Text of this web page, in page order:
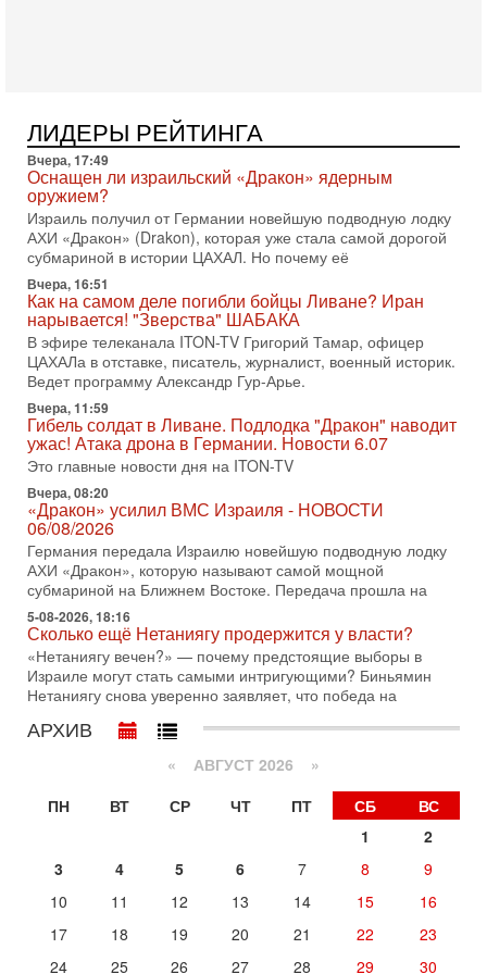
меняли политический ландшафт Израиля. Достаточно
вспомнить взлет партии «Исраэль ба-алия», когда
31-07-2026, 17:00
Тайны закрытых дверей: о чём на самом деле
молчат Трамп и Нетаньяху?
Недавний визит премьер-министра Израиля Биньямина
Нетаньяху в США и его встреча с Дональдом Трампом
оставили больше вопросов, чем ответов. Полная
31-07-2026, 15:18
Иран готовит покушение на Нетаниягу! Трамп не
хочет эскалации, но КСИР готовит взрыв!
В эфире телеканала ITON-TV СЕРГЕЙ МИГДАЛЬ, эксперт
по вопросам безопасности, офицер запаса
Международного управления полиции Израиля, автор
31-07-2026, 09:02
Битва за разоружение ХАМАСа - НОВОСТИ
31/07/2026
Сегодня президент США Дональд Трамп заявил о
достижении исторического соглашения о полном
разоружении ХАМАСа и других вооруженных группировок в
30-07-2026, 17:59
Иран доведет Трампа до крайних мер? Разбор и
оценка от военного обозревателя Давида Шарпа
Ситуация вокруг противостояния Ирана и США накаляется
с каждым днем. Почему Трамп в самый последний момент
отменил решение о нанесении тяжелых ударов
30-07-2026, 16:54
Покупатель авиакомпании «Аркия» намерен
запретить полеты по субботам!
Вокруг возможной продажи авиакомпании «Аркия»
разгорается громкий конфликт.
Трамп готовит удар по Ирану - НОВОСТИ 30/07/2026
Президент США Дональд Трамп сегодня рассматривает
после ракетной атаки на американскую базу в
29-07-2026, 18:28
Израиль меняет курс
В эфире телеканала ITON-TV политолог Цви Маген,
ЛИДЕРЫ РЕЙТИНГА
Вчера, 17:49
Оснащен ли израильский «Дракон» ядерным
оружием?
Израиль получил от Германии новейшую подводную лодку
АХИ «Дракон» (Drakon), которая уже стала самой дорогой
субмариной в истории ЦАХАЛ. Но почему её
Вчера, 16:51
Как на самом деле погибли бойцы Ливане? Иран
нарывается! "Зверства" ШАБАКА
В эфире телеканала ITON-TV Григорий Тамар, офицер
ЦАХАЛа в отставке, писатель, журналист, военный историк.
Ведет программу Александр Гур-Арье.
Вчера, 11:59
Гибель солдат в Ливане. Подлодка "Дракон" наводит
ужас! Атака дрона в Германии. Новости 6.07
Это главные новости дня на ITON-TV
Вчера, 08:20
«Дракон» усилил ВМС Израиля - НОВОСТИ
06/08/2026
Германия передала Израилю новейшую подводную лодку
АХИ «Дракон», которую называют самой мощной
субмариной на Ближнем Востоке. Передача прошла на
5-08-2026, 18:16
Сколько ещё Нетаниягу продержится у власти?
«Нетаниягу вечен?» — почему предстоящие выборы в
Израиле могут стать самыми интригующими? Биньямин
Нетаниягу снова уверенно заявляет, что победа на
АРХИВ
« АВГУСТ 2026 »
ПН
ВТ СР ЧТ ПТ СБ
ВС
1
2
3
4 5 6 7 8
9
10
11 12 13 14 15
16
17
18 19 20 21 22
23
24
25 26 27 28 29
30